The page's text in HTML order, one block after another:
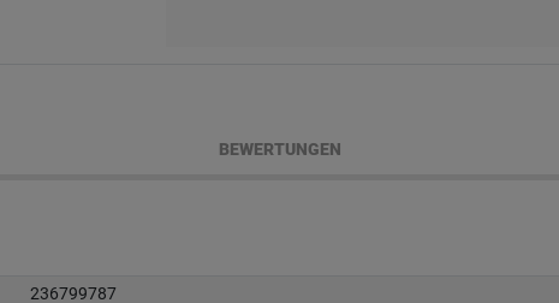
BEWERTUNGEN
236799787